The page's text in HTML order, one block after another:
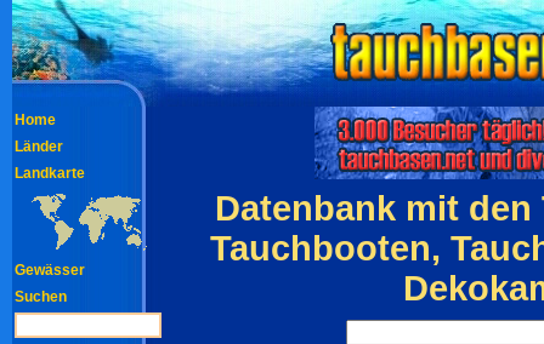
Datenbank mit
Tauchbooten,
Home
Länder
Landkarte
Gewässer
Suchen